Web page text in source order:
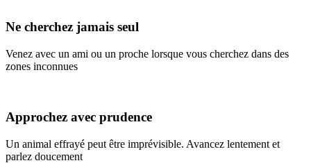
Ne cherchez jamais seul
Venez avec un ami ou un proche lorsque vous cherchez dans des
zones inconnues
Approchez avec prudence
Un animal effrayé peut être imprévisible. Avancez lentement et
parlez doucement